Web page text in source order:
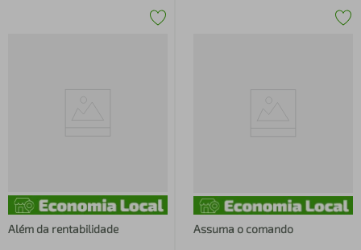
Além da rentabilidade Assuma o comando